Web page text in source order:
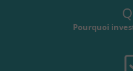
Pourquoi